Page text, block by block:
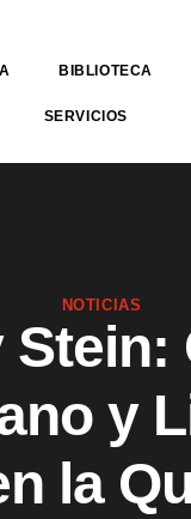
BIBLIOTECA
SERVICIOS
NOTICIAS
Stein:
y
la